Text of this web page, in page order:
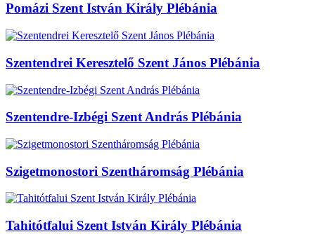
Pomázi Szent István Király Plébánia
Szentendrei Keresztelő Szent János Plébánia
Szentendre-Izbégi Szent András Plébánia
Szigetmonostori Szentháromság Plébánia
Tahitótfalui Szent István Király Plébánia